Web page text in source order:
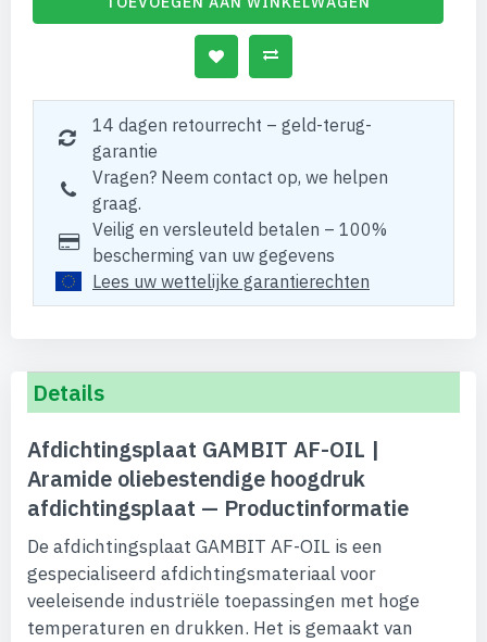
14 dagen retourrecht – geld-terug-
garantie
Vragen? Neem contact op, we helpen
graag.
Veilig en versleuteld betalen – 100%
bescherming van uw gegevens
Lees uw wettelijke garantierechten
Details
Afdichtingsplaat GAMBIT AF-OIL |
Aramide oliebestendige hoogdruk
afdichtingsplaat — Productinformatie
De afdichtingsplaat GAMBIT AF-OIL is een
gespecialiseerd afdichtingsmateriaal voor
veeleisende industriële toepassingen met hoge
temperaturen en drukken. Het is gemaakt van